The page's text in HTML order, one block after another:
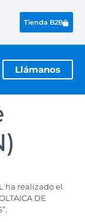
Tienda B2B
Llámanos
ha realizado el
DE